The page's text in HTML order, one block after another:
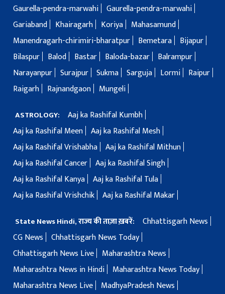
Gaurella-pendra-marwahi Gaurella-pendra-marwahi
Gariaband
Khairagarh Koriya
Mahasamund
Manendragarh-chirimiri-bharatpur
Bemetara
Bijapur
Bilaspur
Balod Bastar Baloda-bazar
Balrampur
Narayanpur Surajpur Sukma Sarguja Lormi
Raipur
Raigarh
Rajnandgaon Mungeli
ASTROLOGY:
Aaj ka Rashifal Kumbh
Aaj ka Rashifal Meen Aaj ka Rashifal Mesh
Aaj ka Rashifal Vrishabha Aaj ka Rashifal Mithun
Aaj ka Rashifal Cancer Aaj ka Rashifal Singh
Aaj ka Rashifal Kanya Aaj ka Rashifal Tula
Aaj ka Rashifal Vrishchik Aaj ka Rashifal Makar
State News Hindi, राज्य की ताज़ा ख़बरें:
Chhattisgarh News
CG News
Chhattisgarh News Today
Chhattisgarh News Live
Maharashtra News
Maharashtra News in Hindi
Maharashtra News Today
Maharashtra News Live
MadhyaPradesh News